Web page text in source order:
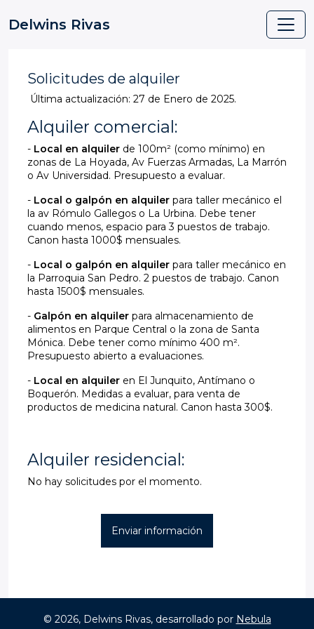
Delwins Rivas
Solicitudes de alquiler
Última actualización: 27 de Enero de 2025.
Alquiler comercial:
- Local en alquiler de 100m² (como mínimo) en
zonas de La Hoyada, Av Fuerzas Armadas, La Marrón
o Av Universidad. Presupuesto a evaluar.
- Local o galpón en alquiler para taller mecánico el
la av Rómulo Gallegos o La Urbina. Debe tener
cuando menos, espacio para 3 puestos de trabajo.
Canon hasta 1000$ mensuales.
- Local o galpón en alquiler para taller mecánico en
la Parroquia San Pedro. 2 puestos de trabajo. Canon
hasta 1500$ mensuales.
- Galpón en alquiler para almacenamiento de
alimentos en Parque Central o la zona de Santa
Mónica. Debe tener como mínimo 400 m².
Presupuesto abierto a evaluaciones.
- Local en alquiler en El Junquito, Antímano o
Boquerón. Medidas a evaluar, para venta de
productos de medicina natural. Canon hasta 300$.
Alquiler residencial:
No hay solicitudes por el momento.
Enviar información
© 2026, Delwins Rivas, desarrollado por Nebula